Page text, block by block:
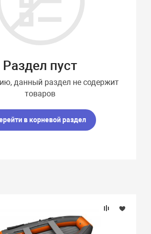
Раздел пуст
данный раздел не содержит
товаров
в корневой раздел